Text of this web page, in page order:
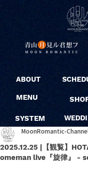
ABOUT
MENU
SYSTEM
2025.12.25 |【観覧】
omeman live『旋律』 -
MoonRomantic-